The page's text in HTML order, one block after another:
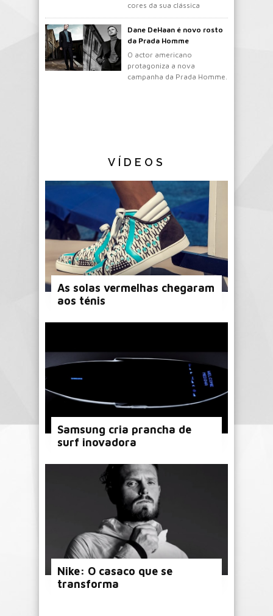
cores da sua clássica
mochila.
Dane DeHaan é novo rosto
da Prada Homme
O actor americano
protagoniza a nova
campanha da Prada Homme.
VÍDEOS
As solas vermelhas chegaram
aos ténis
Samsung cria prancha de
surf inovadora
Nike: O casaco que se
transforma